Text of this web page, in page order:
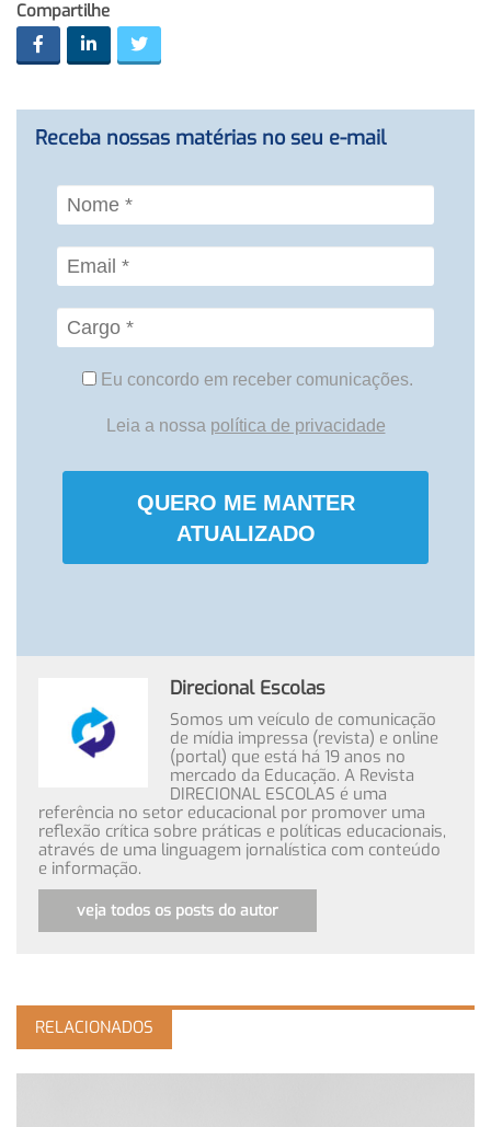
Compartilhe
Receba nossas matérias no seu e-mail
Eu concordo em receber comunicações.
Leia a nossa política de privacidade
QUERO ME MANTER
ATUALIZADO
Direcional Escolas
Somos um veículo de comunicação
de mídia impressa (revista) e online
(portal) que está há 19 anos no
mercado da Educação. A Revista
DIRECIONAL ESCOLAS é uma
referência no setor educacional por promover uma
reflexão crítica sobre práticas e políticas educacionais,
através de uma linguagem jornalística com conteúdo
e informação.
veja todos os posts do autor
RELACIONADOS